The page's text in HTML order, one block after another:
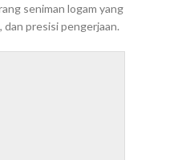
seniman logam yang
dan presisi pengerjaan.